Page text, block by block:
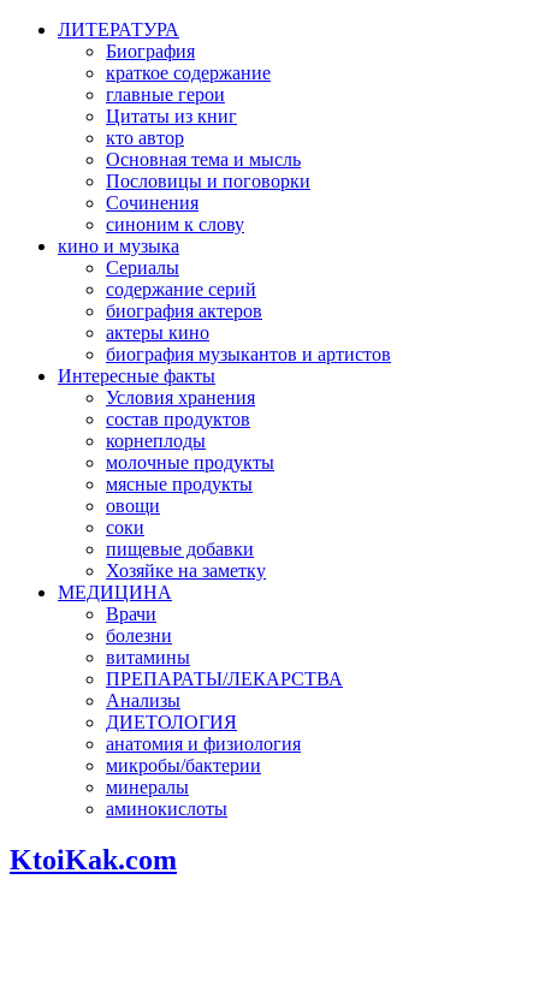
ЛИТЕРАТУРА
Биография
краткое содержание
главные герои
Цитаты из книг
кто автор
Основная тема и мысль
Пословицы и поговорки
Сочинения
синоним к слову
кино и музыка
Сериалы
содержание серий
биография актеров
актеры кино
биография музыкантов и артистов
Интересные факты
Условия хранения
состав продуктов
корнеплоды
молочные продукты
мясные продукты
овощи
соки
пищевые добавки
Хозяйке на заметку
МЕДИЦИНА
Врачи
болезни
витамины
ПРЕПАРАТЫ/ЛЕКАРСТВА
Анализы
ДИЕТОЛОГИЯ
анатомия и физиология
микробы/бактерии
минералы
аминокислоты
KtoiKak.com